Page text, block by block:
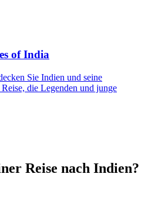
of India
Sie Indien und seine
die Legenden und junge
Reise nach Indien?